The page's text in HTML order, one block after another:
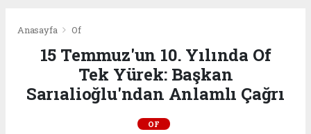
Anasayfa Of
15 Temmuz'un 10. Yılında Of
Tek Yürek: Başkan
Sarıalioğlu'ndan Anlamlı Çağrı
OF